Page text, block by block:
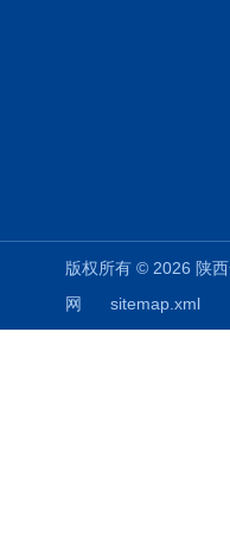
版权所有 © 2026 陕
网
sitemap.xml